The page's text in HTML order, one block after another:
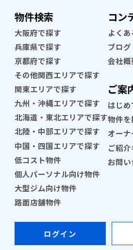
物件検索
大阪府で探す
兵庫県で探す
京都府で探す
その他関西エリアで探す
関東エリアで探す
九州・沖縄エリアで探す
北海道・東北エリアで探す
北陸・中部エリアで探す
中国・四国エリアで探す
低コスト物件
個人パーソナル向け物件
大型ジム向け物件
路面店舗物件
コン
よく
ブログ
会社概
ご案
はじ
物件
オー
ご紹
お問
ログイン